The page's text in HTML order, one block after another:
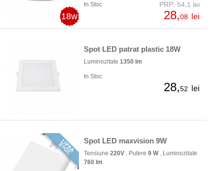
18w
In Stoc PRP: 54,1 lei
28,08 lei
Spot LED patrat plastic 18W
Luminozitate 1350 lm
In Stoc
28,52 lei
Spot LED maxvision 9W
Tensiune 220V , Putere 9 W, Luminozitate
760 lm